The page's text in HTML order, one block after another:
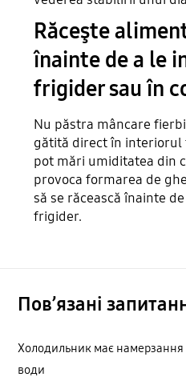
Răceşte
înainte de a le
frigider sau în
Nu păstra mâncare
gătită direct în interiorul
pot mări umiditatea din
provoca formarea de
să se răcească înainte
frigider.
Пов’язані
Холодильник має намерзання
води